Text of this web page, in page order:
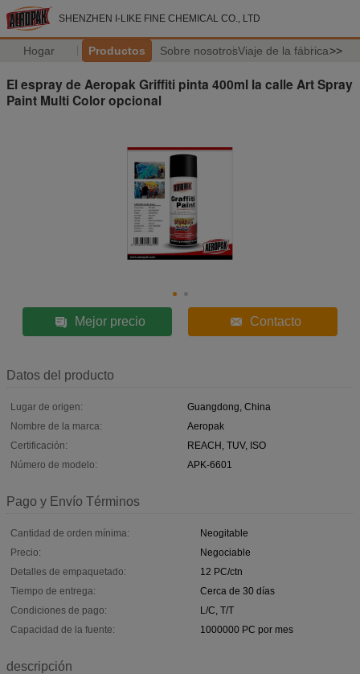
SHENZHEN I-LIKE FINE CHEMICAL CO., LTD
Hogar Productos Sobre nosotrosViaje de la fábrica>>
El espray de Aeropak Griffiti pinta 400ml la calle Art Spray
Paint Multi Color opcional
Mejor precio Contacto
Datos del producto
Lugar de origen:
Guangdong, China
Nombre de la marca:
Aeropak
Certificación:
REACH, TUV, ISO
Número de modelo:
APK-6601
Pago y Envío Términos
Cantidad de orden mínima:
Neogitable
Precio:
Negociable
Detalles de empaquetado:
12 PC/ctn
Tiempo de entrega:
Cerca de 30 días
Condiciones de pago:
L/C, T/T
Capacidad de la fuente:
1000000 PC por mes
descripción